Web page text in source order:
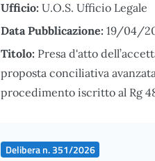
Ufficio: U.O.S. Ufficio Legale
Data Pubblicazione: 19/04/
Titolo: Presa d'atto
proposta conciliativa
procedimento iscritto al Rg
Delibera n. 351/2026